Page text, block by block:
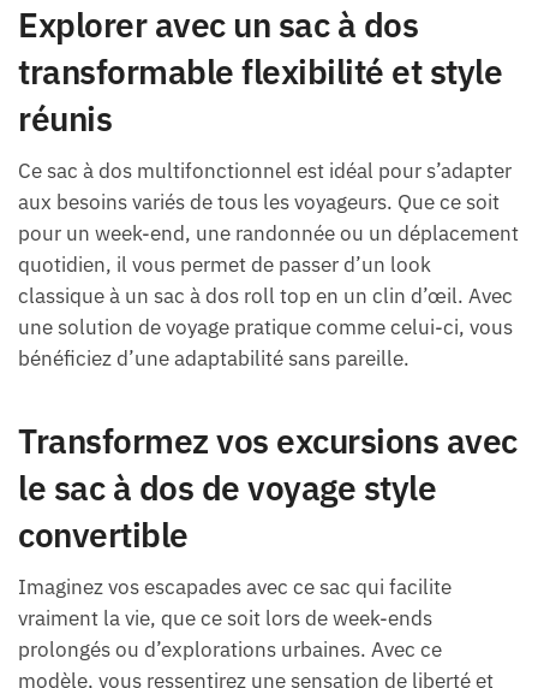
Explorer avec un sac à dos
transformable flexibilité et style
réunis
Ce sac à dos multifonctionnel est idéal pour s’adapter
aux besoins variés de tous les voyageurs. Que ce soit
pour un week-end, une randonnée ou un déplacement
quotidien, il vous permet de passer d’un look
classique à un sac à dos roll top en un clin d’œil. Avec
une solution de voyage pratique comme celui-ci, vous
bénéficiez d’une adaptabilité sans pareille.
Transformez vos excursions avec
le sac à dos de voyage style
convertible
Imaginez vos escapades avec ce sac qui facilite
vraiment la vie, que ce soit lors de week-ends
prolongés ou d’explorations urbaines. Avec ce
modèle, vous ressentirez une sensation de liberté et